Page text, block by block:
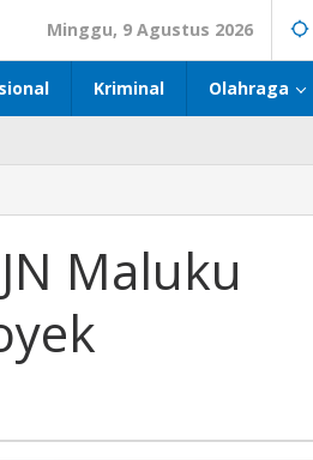
Minggu, 9 Agustus 2026
Kriminal Olahraga
Maluku